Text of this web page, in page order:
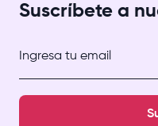
Suscríbete a
Ingresa tu email